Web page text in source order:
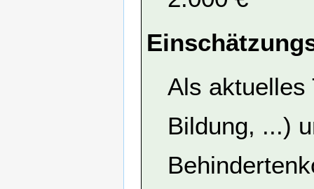
Als aktuelles
Bildung, ...)